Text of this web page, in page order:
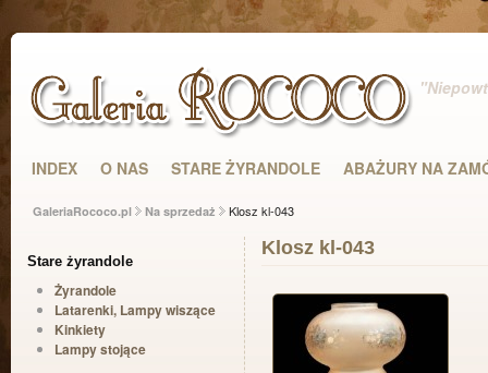
INDEX O NAS STARE ŻYRANDOLE ABAŻURY NA
GaleriaRococo.pl Na sprzedaż Klosz kl-043
Stare żyrandole
Żyrandole
Latarenki, Lampy wiszące
Kinkiety
Lampy stojące
Klosz kl-043